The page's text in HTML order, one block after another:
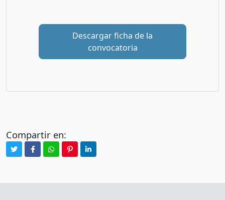
Descargar ficha de la
convocatoria
Compartir en: